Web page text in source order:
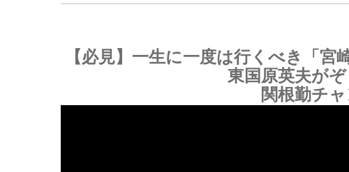
【必見】一生に一度は行くべき「
東国原英夫が
関根勤チ